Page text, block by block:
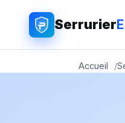
Serrurier
Accueil